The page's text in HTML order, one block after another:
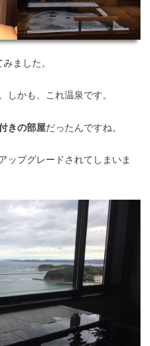
ました。
しかも、これ温泉です。
きの部屋だったんですね。
ップグレードされてしまいま